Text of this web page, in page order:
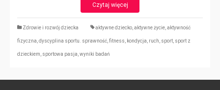
Czytaj więcej
Zdrowie i rozwój dziecka aktywne dziecko aktywne życie aktywność
fizyczna dyscyplina sportu. sprawność fitness kondycja ruch sport sport z
dzieckiem sportowa pasja wyniki badań